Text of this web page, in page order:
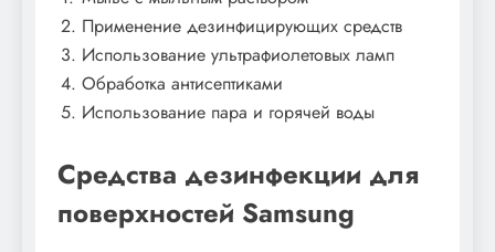
2. Применение дезинфицирующих средств
3. Использование ультрафиолетовых ламп
4. Обработка антисептиками
5. Использование пара и горячей воды
Средства дезинфекции для
поверхностей Samsung